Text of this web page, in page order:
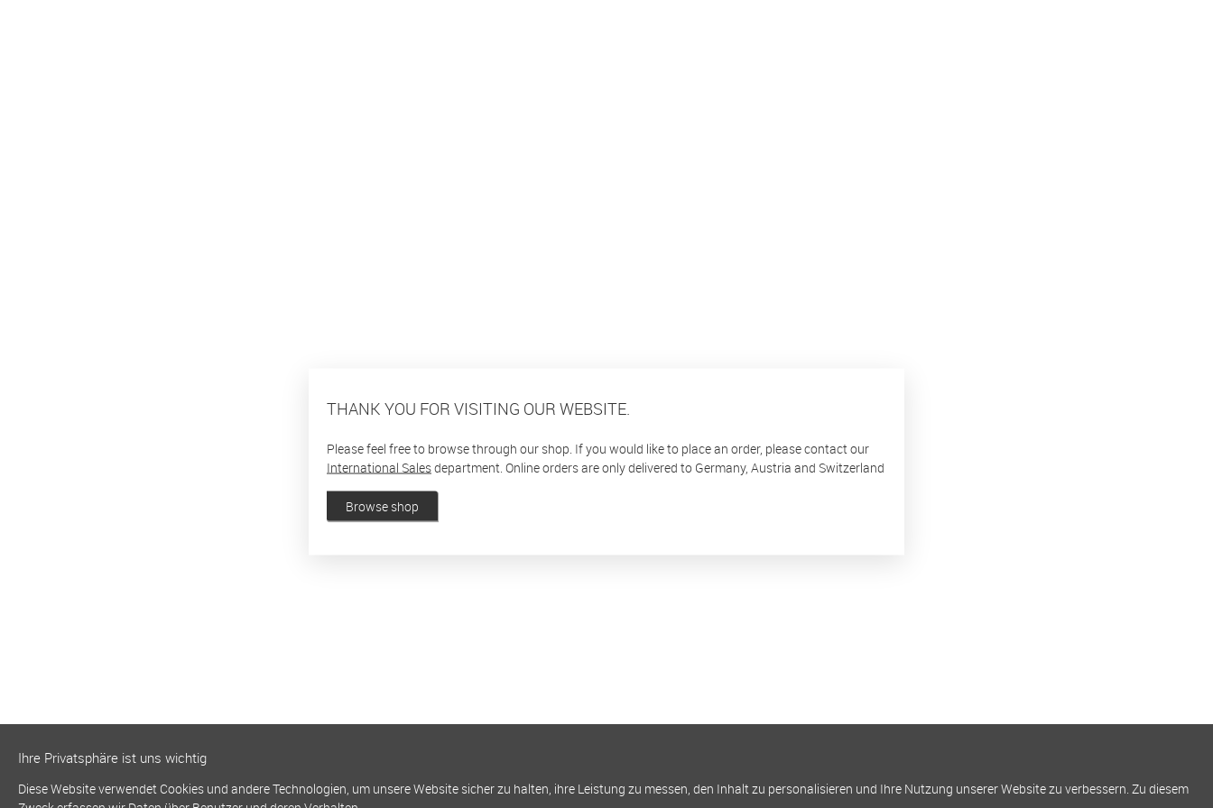
THANK YOU FOR VISITING OUR WEBSITE.
Please feel free to browse through our shop. If you would like to place an order, please contact our
International Salesdepartment. Online orders are only delivered to Germany, Austria and Switzerland
Browse shop
Ihre Privatsphäre ist uns wichtig
Diese Website verwendet Cookies und andere Technologien, um unsere Website sicher zu halten, ihre Leistung zu messen, den Inhalt zu personalisieren und Ihre Nutzung unserer Website zu verbessern. Zu diesem